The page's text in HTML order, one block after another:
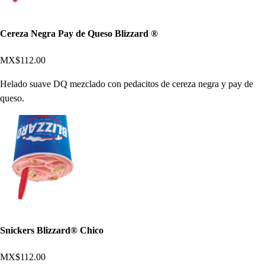
Cereza Negra Pay de Queso Blizzard ®
MX$112.00
Helado suave DQ mezclado con pedacitos de cereza negra y pay de
queso.
Snickers Blizzard® Chico
MX$112.00